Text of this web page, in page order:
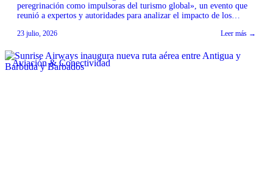
peregrinación como impulsoras del turismo global», un evento que
reunió a expertos y autoridades para analizar el impacto de los
contó con la colaboración de instituciones como la Diputación de A
23 julio, 2026 Leer más →
Aviación & Conectividad